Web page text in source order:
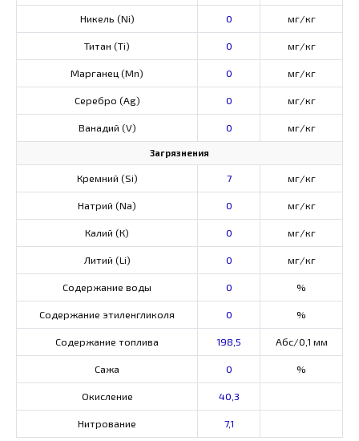
Никель (Ni) 0 мг/кг
Титан (Ti) 0 мг/кг
Марганец (Mn) 0 мг/кг
Серебро (Ag) 0 мг/кг
Ванадий (V) 0 мг/кг
Загрязнения
Кремний (Si) 7 мг/кг
Натрий (Na) 0 мг/кг
Калий (К) 0 мг/кг
Литий (Li) 0 мг/кг
Содержание воды 0 %
Содержание этиленгликоля 0 %
Содержание топлива 198,5 Абс/0,1 мм
Сажа 0 %
Окисление 40,3
Нитрование 7,1